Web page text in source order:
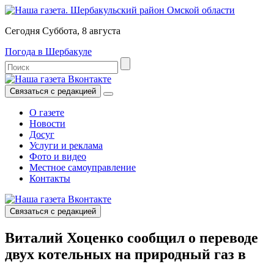
Сегодня Суббота, 8 августа
Погода в Шербакуле
Связаться с редакцией
О газете
Новости
Досуг
Услуги и реклама
Фото и видео
Местное самоуправление
Контакты
Связаться с редакцией
Виталий Хоценко сообщил о переводе
двух котельных на природный газ в